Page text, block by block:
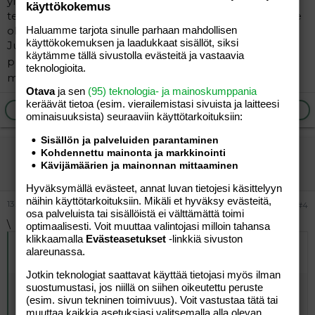
terveyden ja hyvän olon vuoksi. Etenkin jos et nyt tunne
olevasi "kotona" omassa kehossasi.
Juu ja eikös sitä niin sanota, jotta vähäinenkin painon
pudotus ylipainoisella edestää raskautumista.
muuta kuin tuumasta toimeen.
Vastaa
Ilmoita asiaton viesti
minä
Aktiivinen jäsen
13.04.2006 #4
\
Alkuperäinen kirjoittaja12.04.2006 klo 22:40 Kotona
kirjoitti
Heippa
käyttökokemus
Haluamme tarjota sinulle parhaan mahdollisen
käyttökokemuksen ja laadukkaat sisällöt, siksi
käytämme tällä sivustolla evästeitä ja vastaavia
teknologioita.
Otavaja sen (95) teknologia- ja mainoskumppania
keräävät tietoa (esim. vierailemis­tasi sivuista ja laitteesi
ominaisuuk­sista) seuraaviin käyttötarkoituksiin:
Sisällön ja palveluiden parantaminen
Kohdennettu mainonta ja markkinointi
Kävijämäärien ja mainonnan mittaaminen
Hyväksymällä evästeet, annat luvan tietojesi käsittelyyn
näihin käyttötarkoituksiin. Mikäli et hyväksy evästeitä,
osa palveluista tai sisällöistä ei välttämättä toimi
optimaalisesti. Voit muuttaa valintojasi milloin tahansa
klikkaamalla Evästeasetukset -linkkiä sivuston
alareunassa.
Jotkin teknologiat saattavat käyttää tietojasi myös ilman
suostumustasi, jos niillä on siihen oikeutettu peruste
(esim. sivun tekninen toimivuus). Voit vastustaa tätä tai
muuttaa kaikkia asetuksiasi valitsemalla alla olevan